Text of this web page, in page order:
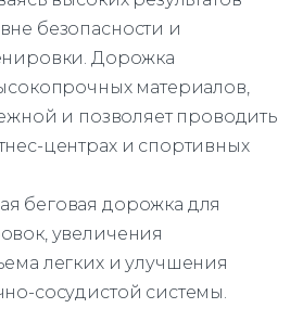
безопасности и
Дорожка
материалов,
и позволяет проводить
центрах и спортивных
беговая дорожка для
увеличения
легких и улучшения
сосудистой системы.